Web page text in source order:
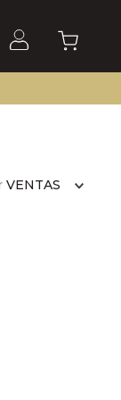
VENTAS